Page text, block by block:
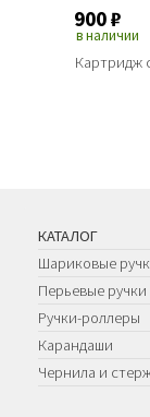
900₽
в наличии
Картридж
КАТАЛОГ
Шариковые
Перьевые ручки
Ручки-роллеры
Карандаши
Чернила и